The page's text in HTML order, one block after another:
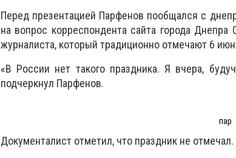
Перед презентацией Парфенов пообщался с
на вопрос корреспондента сайта города
журналиста, который традиционно отмечают 6
«В России нет такого праздника. Я вчера,
подчеркнул Парфенов.
пар
Документалист отметил, что праздник не отмечал.